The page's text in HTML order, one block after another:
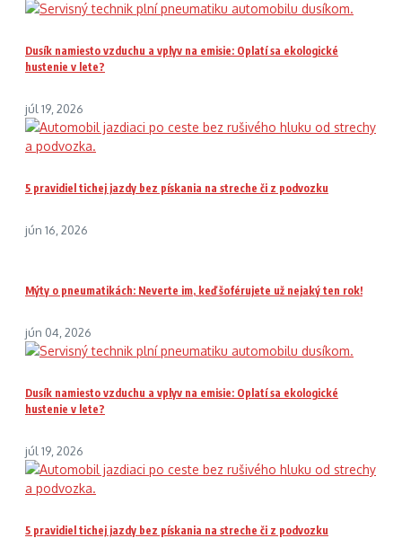
Dusík namiesto vzduchu a vplyv na emisie: Oplatí sa ekologické
hustenie v lete?
júl 19, 2026
5 pravidiel tichej jazdy bez pískania na streche či z podvozku
jún 16, 2026
Mýty o pneumatikách: Neverte im, keď šoférujete už nejaký ten rok!
jún 04, 2026
Dusík namiesto vzduchu a vplyv na emisie: Oplatí sa ekologické
hustenie v lete?
júl 19, 2026
5 pravidiel tichej jazdy bez pískania na streche či z podvozku